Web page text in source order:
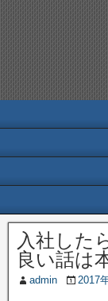
入社した
良い話は
admin 2017